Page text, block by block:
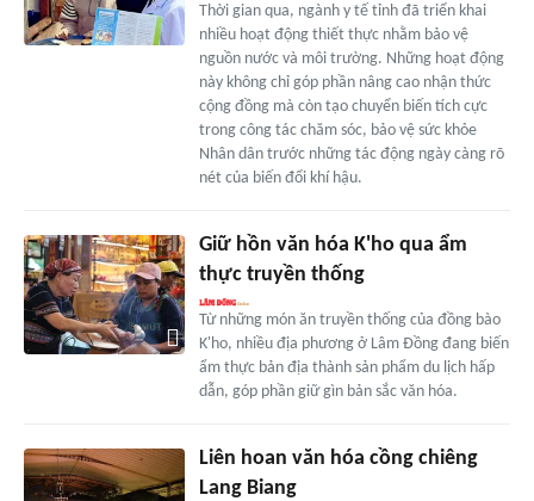
Thời gian qua, ngành y tế tỉnh đã triển khai
nhiều hoạt động thiết thực nhằm bảo vệ
nguồn nước và môi trường. Những hoạt động
này không chỉ góp phần nâng cao nhận thức
cộng đồng mà còn tạo chuyển biến tích cực
trong công tác chăm sóc, bảo vệ sức khỏe
Nhân dân trước những tác động ngày càng rõ
nét của biến đổi khí hậu.
Giữ hồn văn hóa K'ho qua ẩm
thực truyền thống
Từ những món ăn truyền thống của đồng bào
K'ho, nhiều địa phương ở Lâm Đồng đang biến
ẩm thực bản địa thành sản phẩm du lịch hấp
dẫn, góp phần giữ gìn bản sắc văn hóa.
Liên hoan văn hóa cồng chiêng
Lang Biang